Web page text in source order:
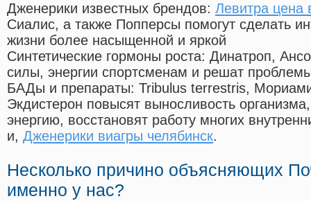
Дженерики известных брендов: Левитра цена
Сиалис, а также Попперсы помогут сделать
жизни более насыщенной и яркой
Синтетические гормоны роста: Динатроп,
силы, энергии спортсменам и решат
БАДы и препараты: Tribulus terrestris,
Экдистерон повысят выносливость
энергию, восстановят работу многих
и, Дженерики виагры челябинск.
Несколько причино объясняющих
именно у нас?